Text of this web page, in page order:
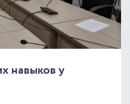
навыков у